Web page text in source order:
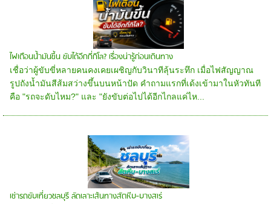
ไฟเตือนน้ำมันขึ้น ขับได้อีกกี่กิโล? เรื่องน่ารู้ก่อนเดินทาง
เชื่อว่าผู้ขับขี่หลายคนคงเคยเผชิญกับวินาทีลุ้นระทึก เมื่อไฟสัญญาณ
รูปถังน้ำมันสีส้มสว่างขึ้นบนหน้าปัด คำถามแรกที่เด้งเข้ามาในหัวทันที
คือ "รถจะดับไหม?" และ "ยังขับต่อไปได้อีกไกลแค่ไห...
เช่ารถขับเที่ยวชลบุรี ลัดเลาะเส้นทางสัตหีบ-บางสเร่